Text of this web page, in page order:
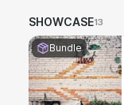
SHOWCASE13
Bundle